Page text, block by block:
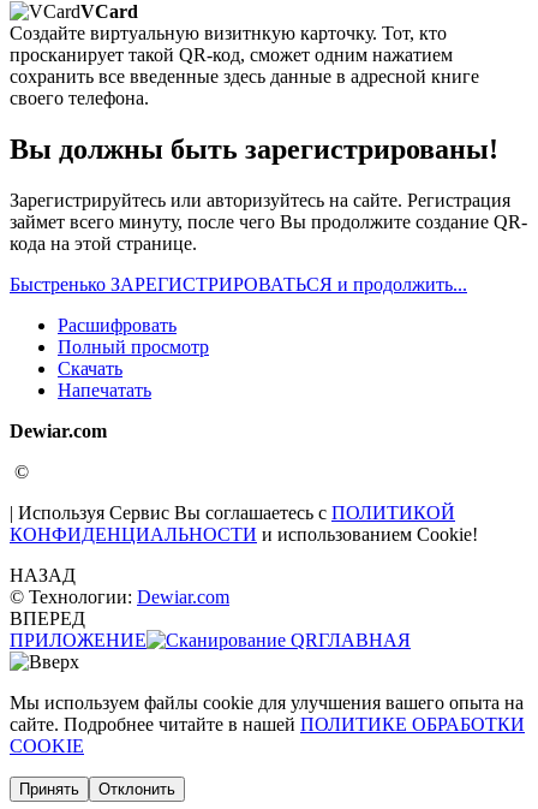
VCard
Создайте виртуальную визитнкую карточку. Тот, кто
просканирует такой QR-код, сможет одним нажатием
сохранить все введенные здесь данные в адресной книге
своего телефона.
Вы должны быть зарегистрированы!
Зарегистрируйтесь или авторизуйтесь на сайте. Регистрация
займет всего минуту, после чего Вы продолжите создание QR-
кода на этой странице.
Быстренько ЗАРЕГИСТРИРОВАТЬСЯ и продолжить...
Расшифровать
Полный просмотр
Скачать
Напечатать
Dewiar.com
©
| Используя Сервис Вы соглашаетесь с ПОЛИТИКОЙ
КОНФИДЕНЦИАЛЬНОСТИ и использованием Cookie!
НАЗАД
© Технологии: Dewiar.com
ВПЕРЕД
ПРИЛОЖЕНИЕ
ГЛАВНАЯ
Мы используем файлы cookie для улучшения вашего опыта на
сайте. Подробнее читайте в нашей ПОЛИТИКЕ ОБРАБОТКИ
COOKIE
Принять Отклонить